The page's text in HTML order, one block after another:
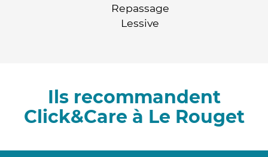
Repassage
Lessive
Ils recommandent
Click&Care à Le Rouget